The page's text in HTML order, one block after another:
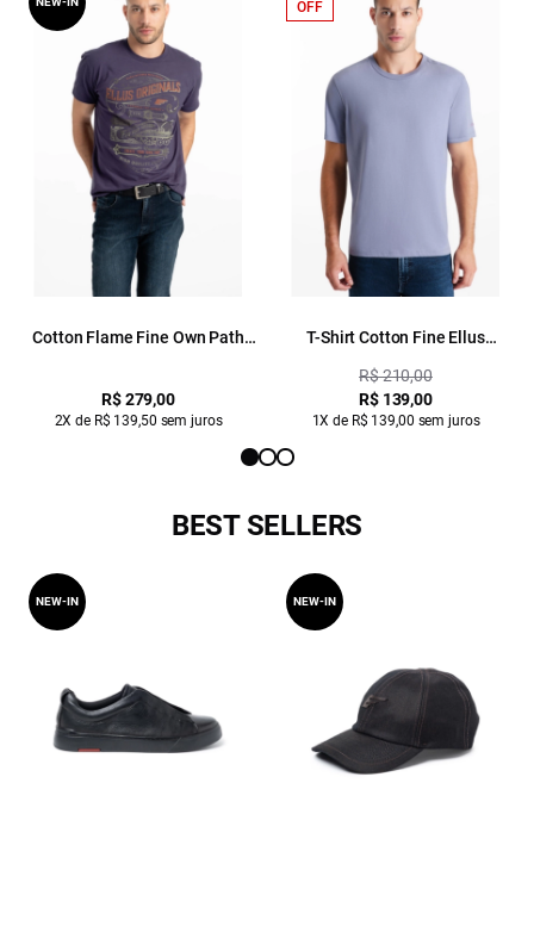
Cotton Flame Fine Own Path
R$ 279,00
2X de R$ 139,50 sem juros
T-Shirt Cotton Fine Ellus
Vintage
R$ 210,00
R$ 139,00
1X de R$ 139,00 sem juros
OFF
BEST SELLERS
NEW-IN NEW-IN